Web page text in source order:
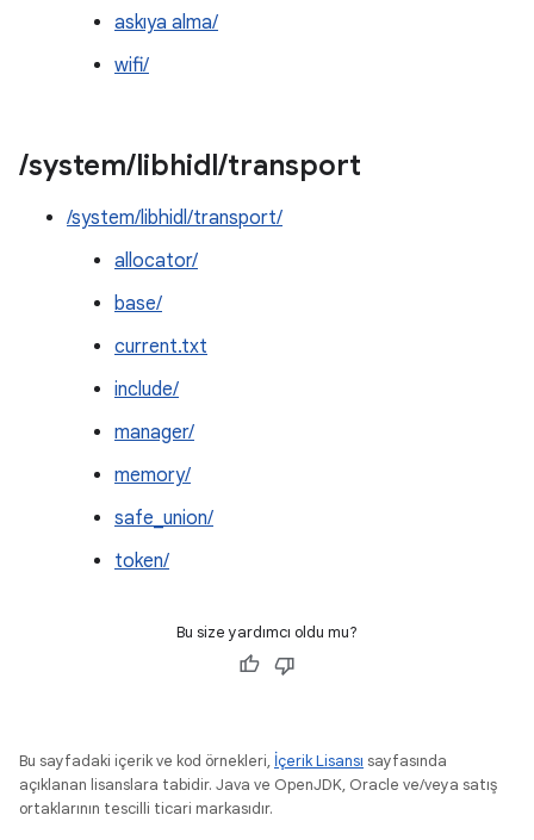
askıya alma/
wifi/
/system/libhidl/transport
/system/libhidl/transport/
allocator/
base/
current.txt
include/
manager/
memory/
safe_union/
token/
Bu size yardımcı oldu mu?
Bu sayfadaki içerik ve kod örnekleri, İçerik Lisansı sayfasında
açıklanan lisanslara tabidir. Java ve OpenJDK, Oracle ve/veya satış
ortaklarının tescilli ticari markasıdır.